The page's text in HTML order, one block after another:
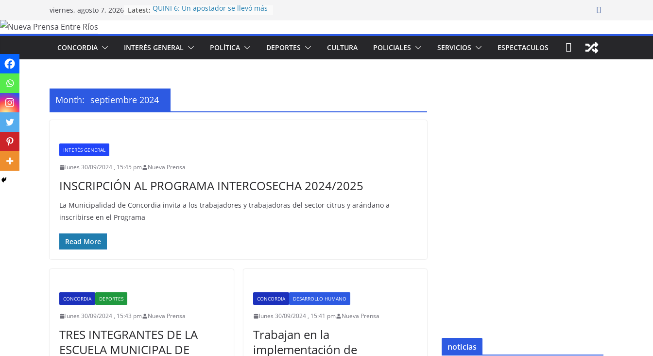
to
content
viernes, agosto 7, 2026 Latest: QUINI 6: Un apostador se llevó más
El Concejo Deliberante juvenil de
Concordia avanzó con una nueva
etapa de trabajo
El COES se prepara para la llegada
de El Niño: Sauré anticipó cuáles
CONCORDIA INTERÉS GENERAL POLÍTICA DEPORTES CULTURA POLICIALES SERVICIOS ESPECTACULOS
Month: septiembre 2024
INTERÉS GENERAL
lunes 30/09/2024 , 15:45 pm Nueva Prensa
INSCRIPCIÓN AL PROGRAMA INTERCOSECHA 2024/2025
La Municipalidad de Concordia invita a los trabajadores y trabajadoras del sector citrus y arándano a
inscribirse en el Programa
Read More
CONCORDIA DEPORTES
lunes 30/09/2024 , 15:43 pm Nueva Prensa
TRES INTEGRANTES DE LA
ESCUELA MUNICIPAL DE
CONCORDIA DESARROLLO HUMANO
lunes 30/09/2024 , 15:41 pm Nueva Prensa
Trabajan en la
implementación de
noticias